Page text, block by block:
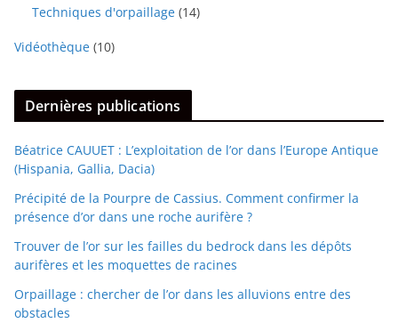
Techniques d'orpaillage (14)
Vidéothèque (10)
Dernières publications
Béatrice CAUUET : L’exploitation de l’or dans l’Europe Antique
(Hispania, Gallia, Dacia)
Précipité de la Pourpre de Cassius. Comment confirmer la
présence d’or dans une roche aurifère ?
Trouver de l’or sur les failles du bedrock dans les dépôts
aurifères et les moquettes de racines
Orpaillage : chercher de l’or dans les alluvions entre des
obstacles